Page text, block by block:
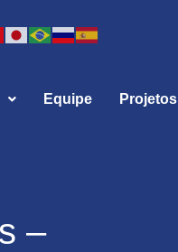
Equipe Projetos
–